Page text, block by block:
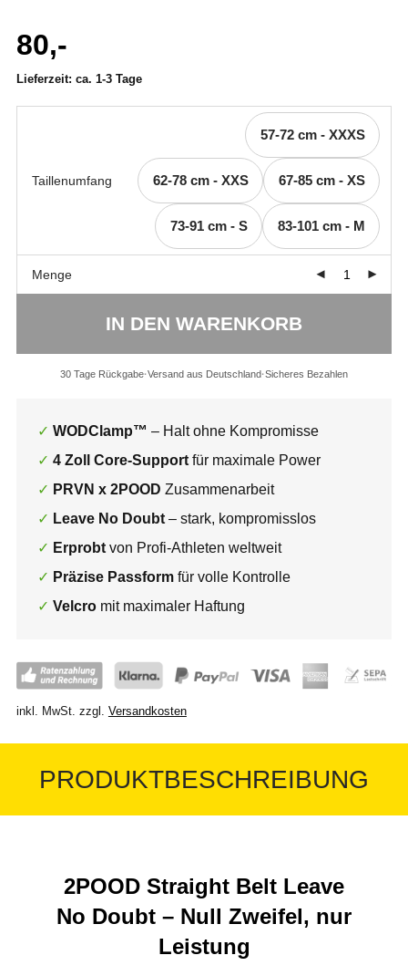
5.00von 5,
basierend auf
Kundenbewertung
80,-
Lieferzeit: ca. 1-3 Tage
Taillenumfang
57-72 cm - XXXS
62-78 cm - XXS 67-85 cm - XS
73-91 cm - S 83-101 cm - M
Menge
IN DEN WARENKORB
30 Tage Rückgabe Versand aus Deutschland Sicheres Bezahlen
WODClamp™ – Halt ohne Kompromisse
4 Zoll Core-Supportfür maximale Power
PRVN x 2POOD Zusammenarbeit
Leave No Doubt– stark, kompromisslos
Erprobtvon Profi-Athleten weltweit
Präzise Passformfür volle Kontrolle
Velcromit maximaler Haftung
inkl. MwSt. zzgl. Versandkosten
PRODUKTBESCHREIBUNG
2POOD Straight Belt Leave
No Doubt – Null Zweifel, nur
Leistung